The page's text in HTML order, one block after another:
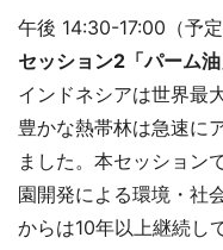
午後 14:30-17:00（予定
セッション2「パーム油
インドネシアは世界最
豊かな熱帯林は急速に
ました。本セッション
園開発による環境・社
からは10年以上継続し